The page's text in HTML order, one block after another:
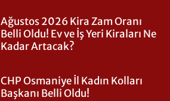
Ağustos 2026 Kira Zam Oranı
Belli Oldu! Ev ve İş Yeri Kiraları Ne
Kadar Artacak?
CHP Osmaniye İl Kadın Kolları
Başkanı Belli Oldu!